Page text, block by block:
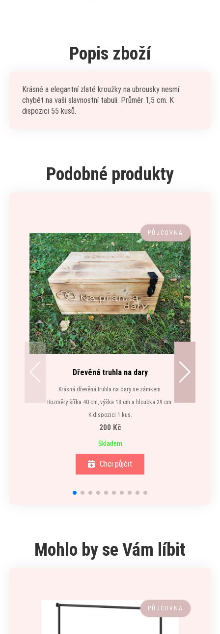
Popis zboží
Krásné a elegantní zlaté kroužky na ubrousky nesmí
chybět na vaši slavnostní tabuli. Průměr 1,5 cm. K
dispozici 55 kusů.
Podobné produkty
PŮJČOVNA
Dřevěná truhla na dary
Krásná dřevěná truhla na dary se zámkem.
Rozměry šířka 40 cm, výška 18 cm a hloubka 29 cm.
K dispozici 1 kus.
200 Kč
Skladem
Chci půjčit
Mohlo by se Vám líbit
PŮJČOVNA